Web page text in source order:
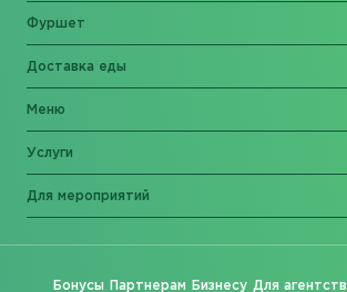
Фуршет
Доставка еды
Меню
Услуги
Для мероприятий
Бонусы Партнерам Бизнесу Для агентств